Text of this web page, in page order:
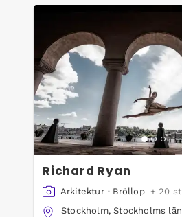
Richard Ryan
Arkitektur · Bröllop
+ 20 st
Stockholm, Stockholms län